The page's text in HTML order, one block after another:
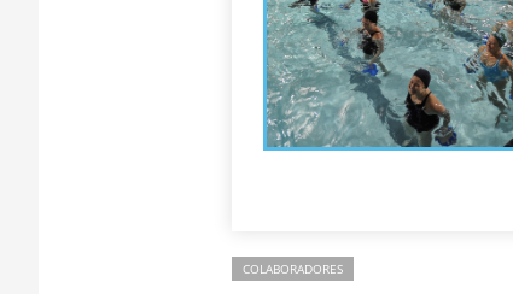
COLABORADORES